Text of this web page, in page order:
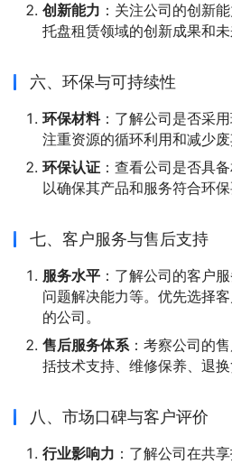
创新能力 ：关注公司的创新
托盘租赁领域的创新成果和未
六、环保与可持续性
环保材料：了解公司是否采
注重资源的循环利用和减少废
环保认证 ：查看公司是否具
以确保其产品和服务符合环保
七、客户服务与售后支持
服务水平 ：了解公司的客户
问题解决能力等。优先选择
的公司。
售后服务体系：考察公司的
括技术支持、维修保养、退换
八、市场口碑与客户评价
行业影响力 ：了解公司在共